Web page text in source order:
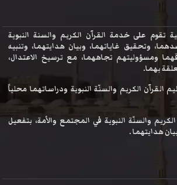
تقوم على خدمة القرآن الكريم والسنة النبوية
وتحقيق غاياتهما، وبيان هدايتهما، وتنبيه
ومسؤوليتهم تجاههما، مع ترسيخ الاعتدال،
بهما.
القرآن الكريم والسنّة النبوية ودراساتهما محلياً
والسنّة النبوية في المجتمع والأمة، بتفعيل
هدايتهما .